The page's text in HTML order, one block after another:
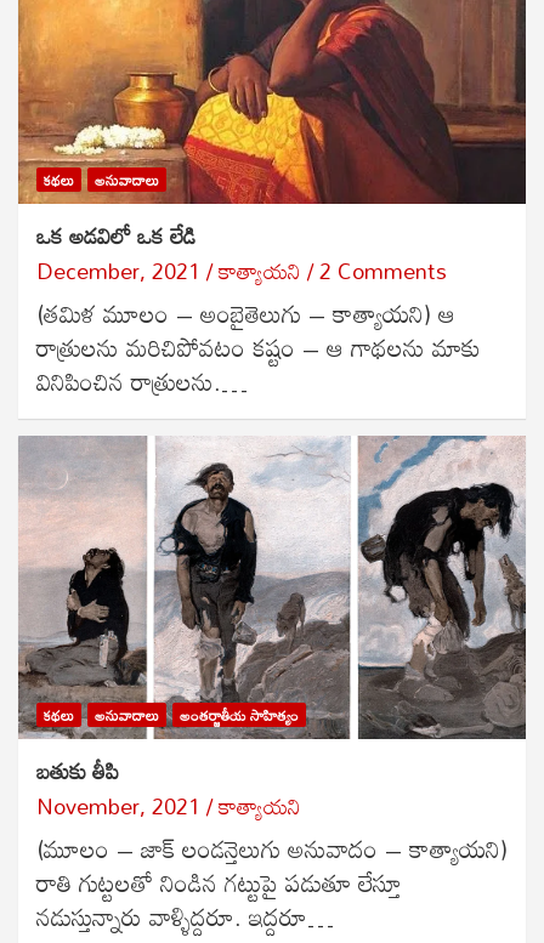
కథలు అనువాదాలు
ఒక అడవిలో ఒక లేడి
December, 2021 కాత్యాయని 2 Comments
(తమిళ మూలం – అంబైతెలుగు – కాత్యాయని) ఆ
రాత్రులను మరిచిపోవటం కష్టం – ఆ గాథలను మాకు
వినిపించిన రాత్రులను.…
కథలు అనువాదాలు అంతర్జాతీయ సాహిత్యం
బతుకు తీపి
November, 2021 కాత్యాయని
(మూలం – జాక్ లండన్తెలుగు అనువాదం – కాత్యాయని)
రాతి గుట్టలతో నిండిన గట్టుపై పడుతూ లేస్తూ
నడుస్తున్నారు వాళ్ళిద్దరూ. ఇద్దరూ…